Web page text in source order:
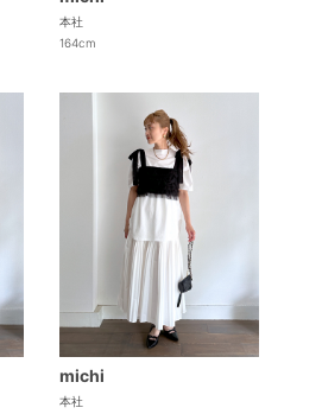
本社
164cm
michi
本社